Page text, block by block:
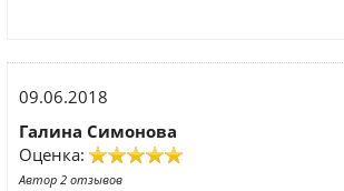
09.06.2018
Галина Симонова
Оценка:
Автор 2 отзывов